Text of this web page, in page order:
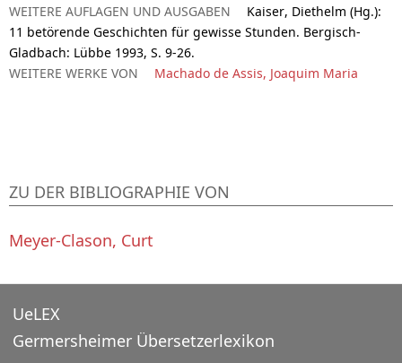
WEITERE AUFLAGEN UND AUSGABEN
Kaiser, Diethelm (Hg.):
11 betörende Geschichten für gewisse Stunden. Bergisch-
Gladbach: Lübbe 1993, S. 9-26.
WEITERE WERKE VON
Machado de Assis, Joaquim Maria
ZU DER BIBLIOGRAPHIE VON
Meyer-Clason, Curt
UeLEX
Germersheimer Übersetzerlexikon